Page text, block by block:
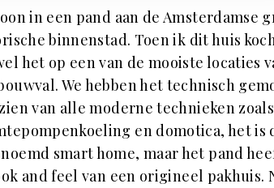
in een pand aan de Amsterdamse
binnenstad. Toen ik dit huis
het op een van de mooiste locaties
We hebben het technisch
van alle moderne technieken zoals
en domotica, het is
smart home, maar het pand
and feel van een origineel pakhuis.